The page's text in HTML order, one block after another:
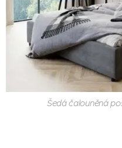
Šedá čalouněná